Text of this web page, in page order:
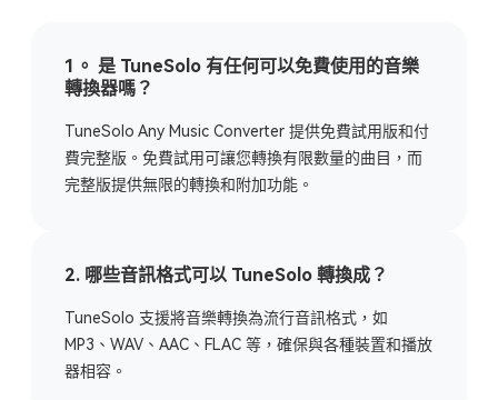
1。 是 TuneSolo 有任何可以免費使用的音樂
轉換器嗎？
TuneSolo Any Music Converter 提供免費試用版和付
費完整版。免費試用可讓您轉換有限數量的曲目，而
完整版提供無限的轉換和附加功能。
2. 哪些音訊格式可以 TuneSolo 轉換成？
TuneSolo 支援將音樂轉換為流行音訊格式，如
MP3、WAV、AAC、FLAC 等，確保與各種裝置和播放
器相容。